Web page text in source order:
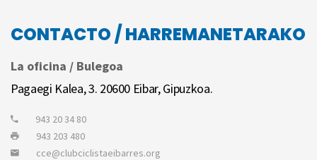
CONTACTO / HARREMANETARAKO
La oficina / Bulegoa
Pagaegi Kalea, 3. 20600 Eibar, Gipuzkoa.
943 20 34 80
943 203 480
cce@clubciclistaeibarres.org